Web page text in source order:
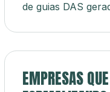
de guias DAS
EMPRESAS